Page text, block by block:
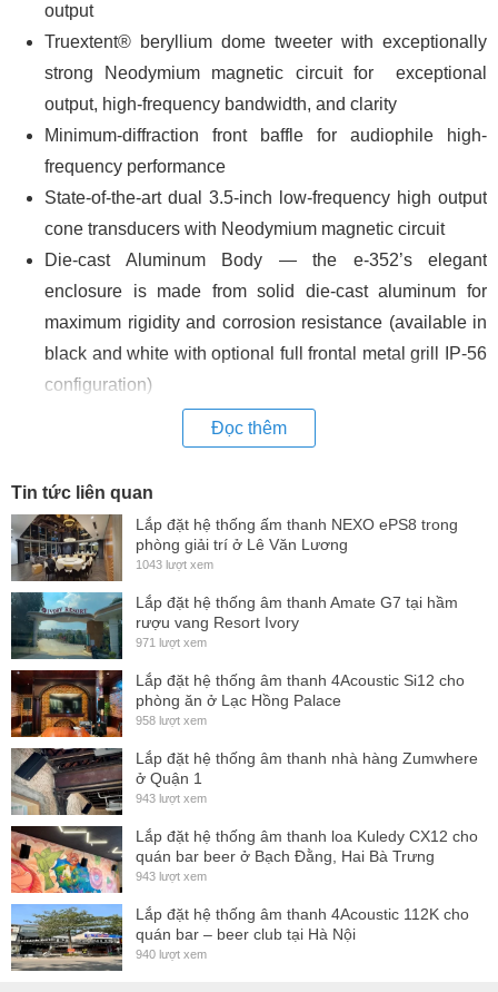
output
Truextent® beryllium dome tweeter with exceptionally
strong Neodymium magnetic circuit for exceptional
output, high-frequency bandwidth, and clarity
Minimum-diffraction front baffle for audiophile high-
frequency performance
State-of-the-art dual 3.5-inch low-frequency high output
cone transducers with Neodymium magnetic circuit
Die-cast Aluminum Body — the e-352’s elegant
enclosure is made from solid die-cast aluminum for
maximum rigidity and corrosion resistance (available in
black and white with optional full frontal metal grill IP-56
configuration)
Passive system specially designed for use with the
VUEDrive V242 Systems Engines dsp amplifier to
and intuitive speaker aiming, with M6 screw to accept
safety anchor.
Description
The two-way e-352 Nano Speaker redefines small
loudspeaker capabilities by producing high output
exceptionally high-quality sound form a very compact
aluminum die-cast weather and corrosion resistant system.
With reference quality flat response from 130 Hz to well
above what the most discerning humans can hear, the e-352
is capable of output levels of systems typically twice the
size.
The e-352 utilizes applying state-of-the-art materials and
technology to achieve audiophile quality at professional
sound pressure levels. State-of-the-art dual 3.5-inch cone
Đọc thêm
Tin tức liên quan
Lắp đặt hệ thống ấm thanh NEXO ePS8 trong
phòng giải trí ở Lê Văn Lương
1043 lượt xem
Lắp đặt hệ thống âm thanh Amate G7 tại hầm
rượu vang Resort Ivory
971 lượt xem
Lắp đặt hệ thống âm thanh 4Acoustic Si12 cho
phòng ăn ở Lạc Hồng Palace
958 lượt xem
Lắp đặt hệ thống âm thanh nhà hàng Zumwhere
ở Quận 1
943 lượt xem
Lắp đặt hệ thống âm thanh loa Kuledy CX12 cho
quán bar beer ở Bạch Đằng, Hai Bà Trưng
943 lượt xem
Lắp đặt hệ thống âm thanh 4Acoustic 112K cho
quán bar – beer club tại Hà Nội
940 lượt xem